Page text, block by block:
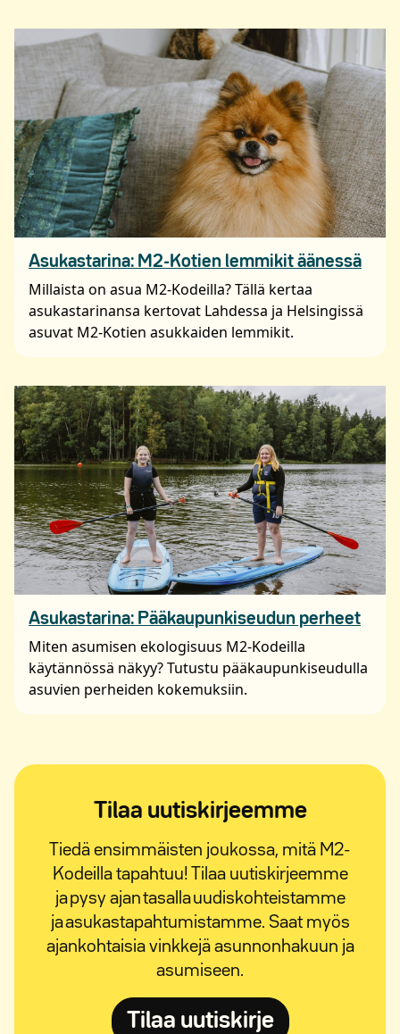
Asukastarina: M2-Kotien lemmikit äänessä
Millaista on asua M2-Kodeilla? Tällä kertaa
asukastarinansa kertovat Lahdessa ja Helsingissä
asuvat M2-Kotien asukkaiden lemmikit.
Asukastarina: Pääkaupunkiseudun perheet
Miten asumisen ekologisuus M2-Kodeilla
käytännössä näkyy? Tutustu pääkaupunkiseudulla
asuvien perheiden kokemuksiin.
Tilaa uutiskirjeemme
Tiedä ensimmäisten joukossa, mitä M2-
Kodeilla tapahtuu! Tilaa uutiskirjeemme
ja pysy ajan tasalla uudiskohteistamme
ja asukastapahtumistamme. Saat myös
ajankohtaisia vinkkejä asunnonhakuun ja
asumiseen.
Tilaa uutiskirje
Avautuu uuteen